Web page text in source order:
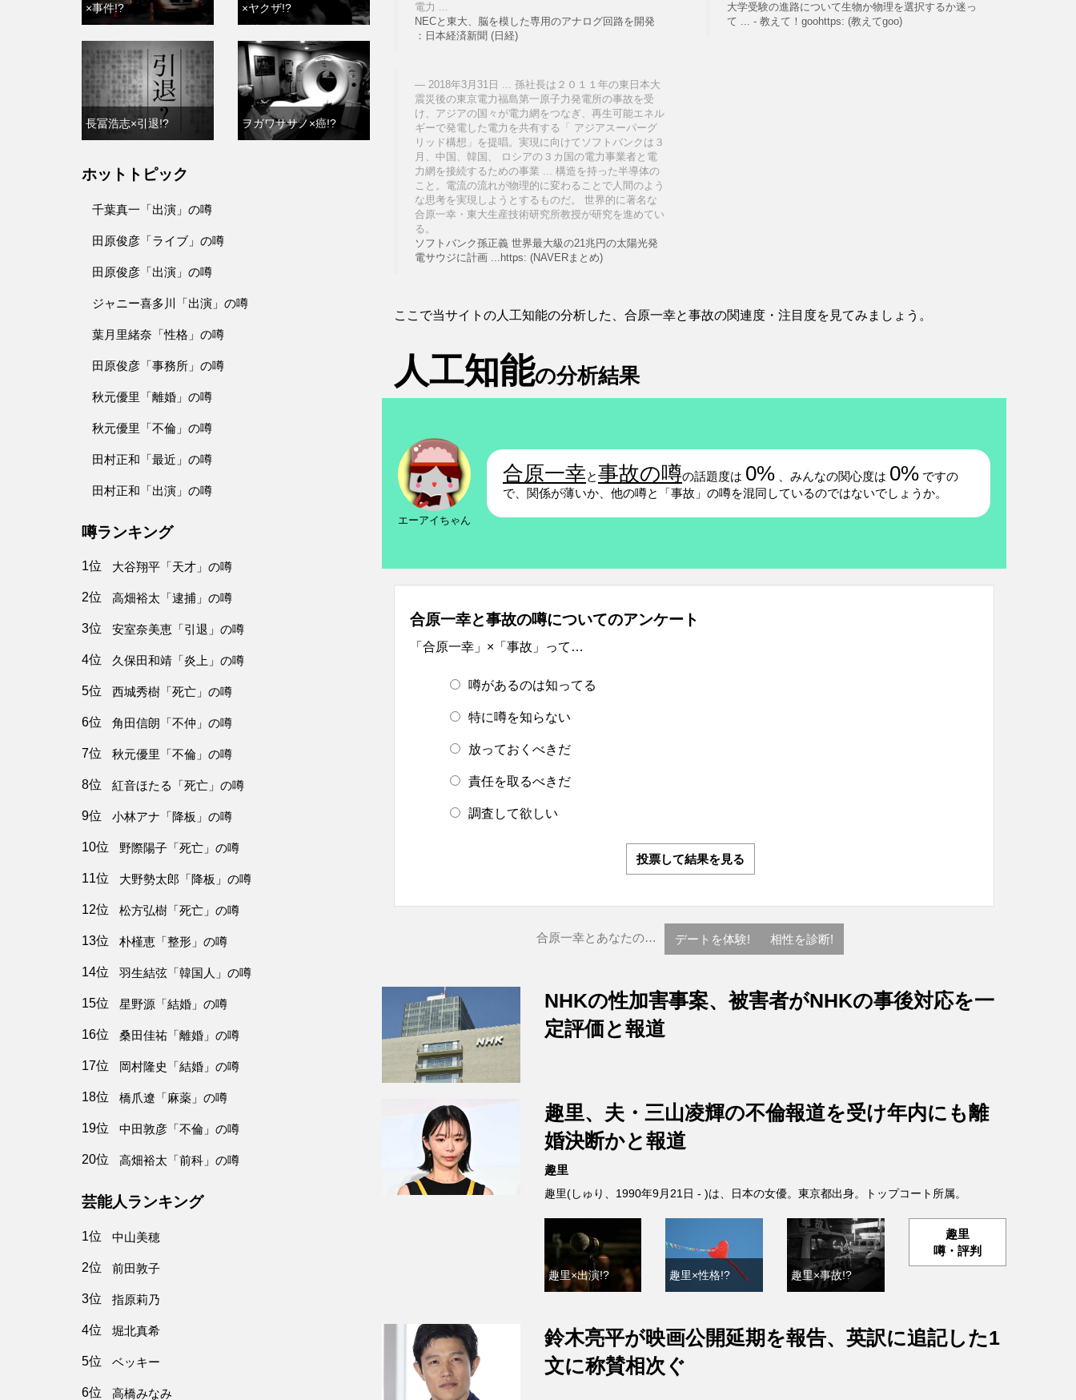
電力 ...
NECと東大、脳を模した専用のアナログ回路を開発
：日本経済新聞 (日経)
大学受験の進路について生物か物理を選択するか迷っ
て ... - 教えて！goohttps: (教えてgoo)
2018年3月31日 ... 孫社長は２０１１年の東日本大
震災後の東京電力福島第一原子力発電所の事故を受
け、アジアの国々が電力網をつなぎ、再生可能エネル
ギーで発電した電力を共有する「 アジアスーパーグ
リッド構想」を提唱。実現に向けてソフトバンクは３
月、中国、韓国、 ロシアの３カ国の電力事業者と電
力網を接続するための事業 ... 構造を持った半導体の
こと。電流の流れが物理的に変わることで人間のよう
な思考を実現しようとするものだ。 世界的に著名な
合原一幸・東大生産技術研究所教授が研究を進めてい
る。
ソフトバンク孫正義 世界最大級の21兆円の太陽光発
電サウジに計画 ...https: (NAVERまとめ)
ここで当サイトの人工知能の分析した、合原一幸と事故の関連度・注目度を見てみましょう。
人工知能の分析結果
エーアイちゃん
合原一幸と事故の噂の話題度は 0% 、みんなの関心度は 0% ですの
で、関係が薄いか、他の噂と「事故」の噂を混同しているのではないでしょうか。
合原一幸と事故の噂についてのアンケート
「合原一幸」×「事故」って…
噂があるのは知ってる
特に噂を知らない
放っておくべきだ
責任を取るべきだ
調査して欲しい
投票して結果を見る
合原一幸とあなたの… デートを体験! 相性を診断!
NHKの性加害事案、被害者がNHKの事後対応を一
定評価と報道
趣里、夫・三山凌輝の不倫報道を受け年内にも離
婚決断かと報道
趣里
趣里(しゅり、1990年9月21日 - )は、日本の女優。東京都出身。トップコート所属。
趣里×出演!? 趣里×性格!? 趣里×事故!?
趣里
噂・評判
鈴木亮平が映画公開延期を報告、英訳に追記した1
文に称賛相次ぐ
×事件!?
×ヤクザ!?
長冨浩志×引退!? ヲガワササノ×癌!?
ホットトピック
千葉真一「出演」の噂
田原俊彦「ライブ」の噂
田原俊彦「出演」の噂
ジャニー喜多川「出演」の噂
葉月里緒奈「性格」の噂
田原俊彦「事務所」の噂
秋元優里「離婚」の噂
秋元優里「不倫」の噂
田村正和「最近」の噂
田村正和「出演」の噂
噂ランキング
1位 大谷翔平「天才」の噂
2位 高畑裕太「逮捕」の噂
3位 安室奈美恵「引退」の噂
4位 久保田和靖「炎上」の噂
5位 西城秀樹「死亡」の噂
6位 角田信朗「不仲」の噂
7位 秋元優里「不倫」の噂
8位 紅音ほたる「死亡」の噂
9位 小林アナ「降板」の噂
10位 野際陽子「死亡」の噂
11位 大野勢太郎「降板」の噂
12位 松方弘樹「死亡」の噂
13位 朴槿恵「整形」の噂
14位 羽生結弦「韓国人」の噂
15位 星野源「結婚」の噂
16位 桑田佳祐「離婚」の噂
17位 岡村隆史「結婚」の噂
18位 橋爪遼「麻薬」の噂
19位 中田敦彦「不倫」の噂
20位 高畑裕太「前科」の噂
芸能人ランキング
1位 中山美穂
2位 前田敦子
3位 指原莉乃
4位 堀北真希
5位 ベッキー
6位 高橋みなみ